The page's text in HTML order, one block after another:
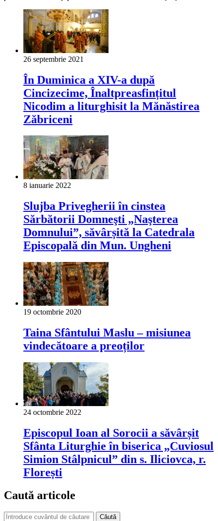
26 septembrie 2021
În Duminica a XIV-a după
Cincizecime, Înaltpreasfințitul
Nicodim a liturghisit la Mănăstirea
Zăbriceni
8 ianuarie 2022
Slujba Privegherii în cinstea
Sărbătorii Domneşti „Naşterea
Domnului”, săvârșită la Catedrala
Episcopală din Mun. Ungheni
19 octombrie 2020
Taina Sfântului Maslu – misiunea
vindecătoare a preoților
24 octombrie 2022
Episcopul Ioan al Sorocii a săvârșit
Sfânta Liturghie în biserica „Cuviosul
Simion Stâlpnicul” din s. Iliciovca, r.
Florești
Caută articole
Căută